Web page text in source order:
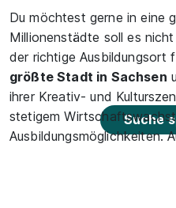
Suche
Du möchtest gerne in eine
Millionenstädte soll es
der richtige Ausbildungsort
größte Stadt in Sachsen
ihrer Kreativ- und
stetigem
Ausbildungsmöglichkeiten.